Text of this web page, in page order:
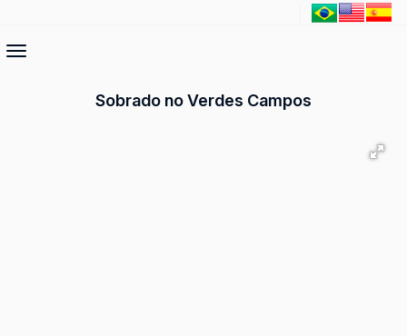
Sobrado no Verdes Campos